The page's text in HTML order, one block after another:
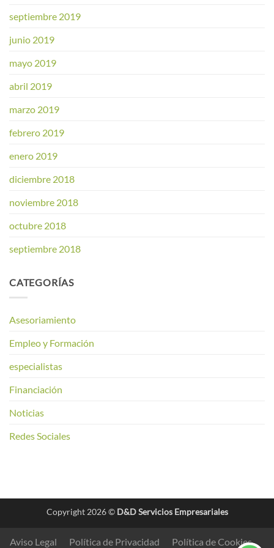
septiembre 2019
junio 2019
mayo 2019
abril 2019
marzo 2019
febrero 2019
enero 2019
diciembre 2018
noviembre 2018
octubre 2018
septiembre 2018
CATEGORÍAS
Asesoriamiento
Empleo y Formación
especialistas
Financiación
Noticias
Redes Sociales
Copyright 2026 © D&D Servicios Empresariales
Aviso Legal Política de Privacidad Política de Cookies